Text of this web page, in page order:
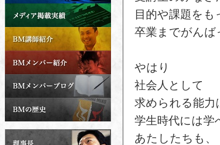
目的や課題をも
卒業までがん
やはり
社会人として
求められる能力
学生時代には
あたしたちも、